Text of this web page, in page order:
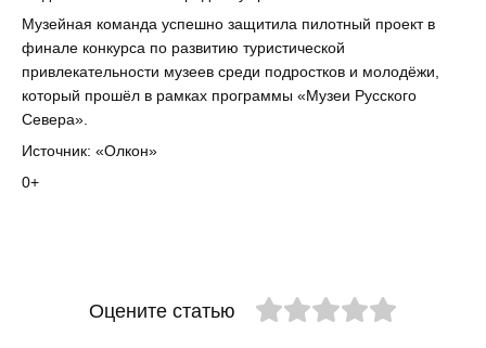
Музейная команда успешно защитила пилотный проект в
финале конкурса по развитию туристической
привлекательности музеев среди подростков и молодёжи,
который прошёл в рамках программы «Музеи Русского
Севера».
Источник: «Олкон»
0+
Оцените статью